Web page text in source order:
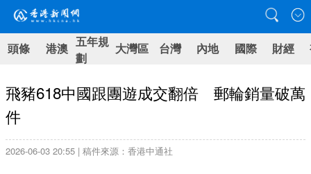
頭條 港澳 五年規
劃
大灣區 台灣 內地 國際 財經
飛豬618中國跟團遊成交翻倍 郵輪銷量破萬
件
2026-06-03 20:55 | 稿件來源：香港中通社